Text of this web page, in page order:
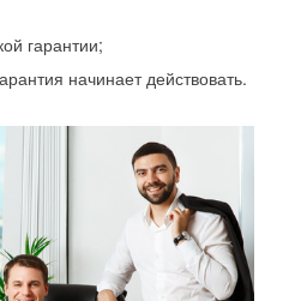
гарантии;
начинает действовать.